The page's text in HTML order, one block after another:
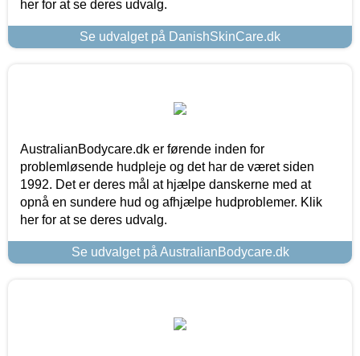
her for at se deres udvalg.
Se udvalget på DanishSkinCare.dk
AustralianBodycare.dk er førende inden for
problemløsende hudpleje og det har de været siden
1992. Det er deres mål at hjælpe danskerne med at
opnå en sundere hud og afhjælpe hudproblemer. Klik
her for at se deres udvalg.
Se udvalget på AustralianBodycare.dk